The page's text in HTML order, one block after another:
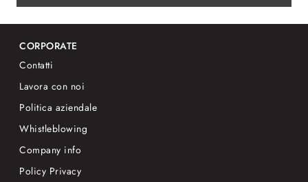
CORPORATE
Contatti
Lavora con noi
Politica aziendale
Whistleblowing
Company info
Policy Privacy